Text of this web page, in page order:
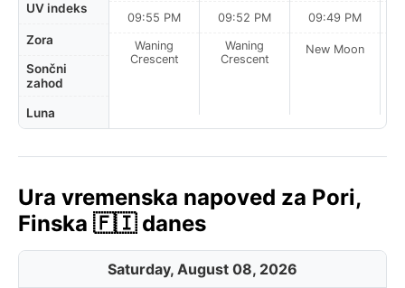
UV indeks
Zora
Sončni
zahod
Luna
09:55 PM
Waning
Crescent
09:52 PM
Waning
Crescent
09:49 PM
New Moon
Ura vremenska napoved za Pori,
Finska 🇫🇮 danes
Saturday, August 08, 2026